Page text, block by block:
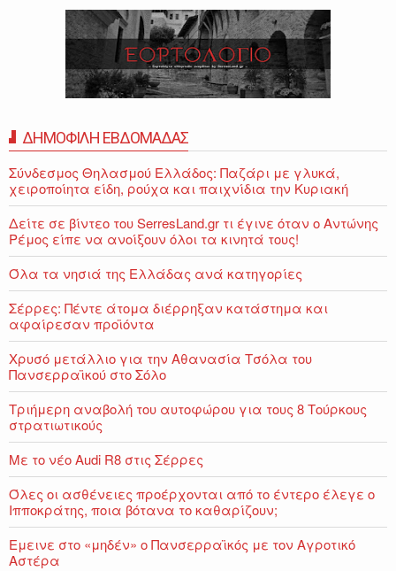
ΔΗΜΟΦΙΛΗ ΕΒΔΟΜΑΔΑΣ
Σύνδεσμος Θηλασμού Ελλάδος: Παζάρι με γλυκά,
χειροποίητα είδη, ρούχα και παιχνίδια την Κυριακή
Δείτε σε βίντεο του SerresLand.gr τι έγινε όταν ο Αντώνης
Ρέμος είπε να ανοίξουν όλοι τα κινητά τους!
Όλα τα νησιά της Ελλάδας ανά κατηγορίες
Σέρρες: Πέντε άτομα διέρρηξαν κατάστημα και
αφαίρεσαν προϊόντα
Χρυσό μετάλλιο για την Αθανασία Τσόλα του
Πανσερραϊκού στο Σόλο
Τριήμερη αναβολή του αυτοφώρου για τους 8 Τούρκους
στρατιωτικούς
Με το νέο Audi R8 στις Σέρρες
Όλες οι ασθένειες προέρχονται από το έντερο έλεγε ο
Ιπποκράτης, ποια βότανα το καθαρίζουν;
Εμεινε στο «μηδέν» o Πανσερραϊκός με τον Αγροτικό
Αστέρα